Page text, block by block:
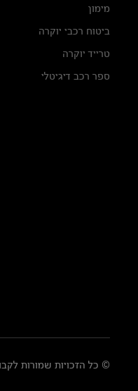
מימון
ביטוח רכבי יוקרה
טרייד יוקרה
ספר רכב דיגיטלי
© כל הזכויות שמורות